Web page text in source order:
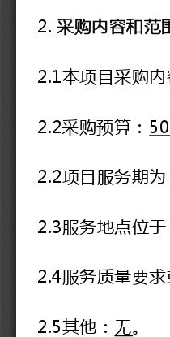
2. 采购内容和范
2.1 本项目采购内
2.2采购预算：
2.2项目服务期为
2.3服务地点位于
2.4 服务质量要
2.5其他 ： 无